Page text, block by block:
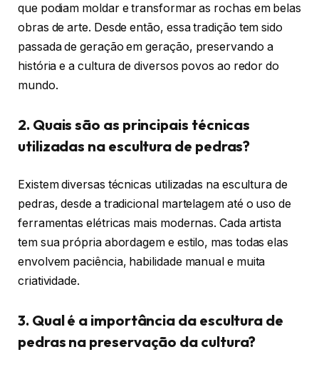
que podiam moldar e transformar as rochas em belas
obras de arte. Desde então, essa tradição tem sido
passada de geração em geração, preservando a
história e a cultura de diversos povos ao redor do
mundo.
2. Quais são as principais técnicas
utilizadas na escultura de pedras?
Existem diversas técnicas utilizadas na escultura de
pedras, desde a tradicional martelagem até o uso de
ferramentas elétricas mais modernas. Cada artista
tem sua própria abordagem e estilo, mas todas elas
envolvem paciência, habilidade manual e muita
criatividade.
3. Qual é a importância da escultura de
pedras na preservação da cultura?